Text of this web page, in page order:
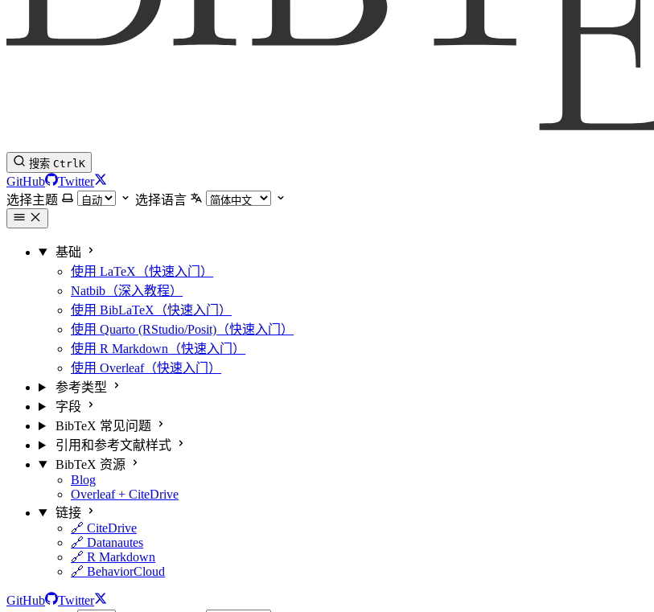
搜索 CtrlK
GitHub
Twitter
选择主题
选择语言
基础
使用 LaTeX（快速入门）
Natbib（深入教程）
使用 BibLaTeX（快速入门）
使用 Quarto (RStudio/Posit)（快速入门）
使用 R Markdown（快速入门）
使用 Overleaf（快速入门）
参考类型
字段
BibTeX 常见问题
引用和参考文献样式
BibTeX 资源
Blog
Overleaf + CiteDrive
链接
🔗 CiteDrive
🔗 Datanautes
🔗 R Markdown
🔗 BehaviorCloud
GitHub Twitter